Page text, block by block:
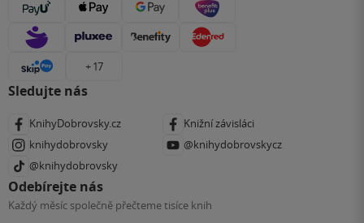
+ 17
Sledujte nás
KnihyDobrovsky.cz
Knižní závisláci
knihydobrovsky
@knihydobrovskycz
@knihydobrovsky
Odebírejte nás
Každý měsíc společně přečteme tisíce knih